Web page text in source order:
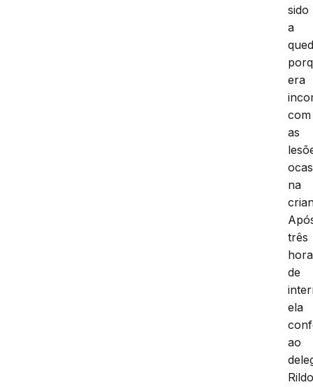
sido
a
era
com
as
na
três
de
ela
ao